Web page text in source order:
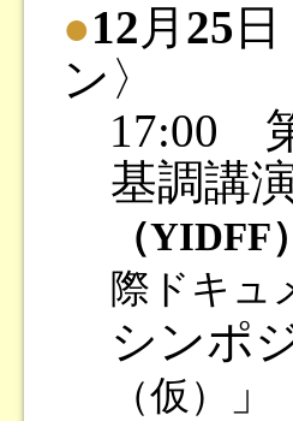
●12 月 25
ン〉
17:00
基調講
（YIDFF）
際ドキュ
シンポ
（仮）
」